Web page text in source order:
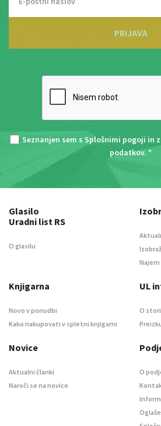
PRIJAVA
Seznanjen sem s Splošnimi pogoji in z
podatkov. *
Glasilo
Uradni list RS
O glasilu
Najem
Knjigarna
Novo v ponudbi
Kako nakupovati v spletni knjigarni
UL
O
Novice
Aktualni članki
Naroči se na novice
O